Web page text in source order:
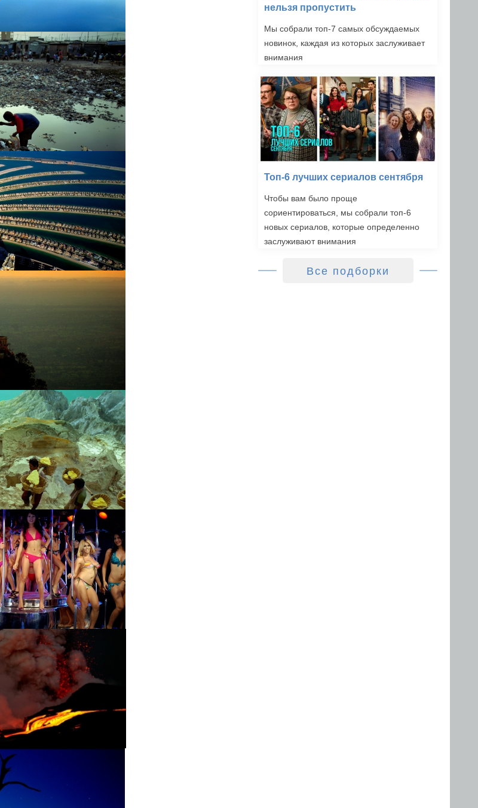
нельзя пропустить
Мы собрали топ-7 самых обсуждаемых
новинок, каждая из которых заслуживает
внимания
Топ-6 лучших сериалов сентября
Чтобы вам было проще
сориентироваться, мы собрали топ-6
новых сериалов, которые определенно
заслуживают внимания
Все подборки